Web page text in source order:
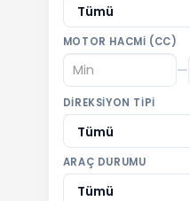
Tümü
MOTOR HACMI (CC)
—
DIREKSIYON TIPI
Tümü
ARAÇ DURUMU
Tümü